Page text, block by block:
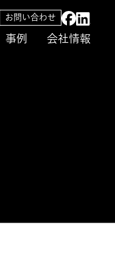
事例 会社情報
お問い合わせ